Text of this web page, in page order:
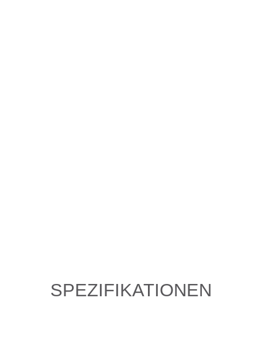
SPEZIFIKATIONEN